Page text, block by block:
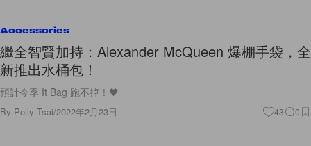
Accessories
繼全智賢加持：Alexander McQueen 爆棚手袋，全
新推出水桶包！
預計今季 It Bag 跑不掉！🖤
By Polly Tsai/2022年2月23日 43 0